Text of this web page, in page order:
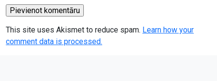
This site uses Akismet to reduce spam. Learn how your
comment data is processed.